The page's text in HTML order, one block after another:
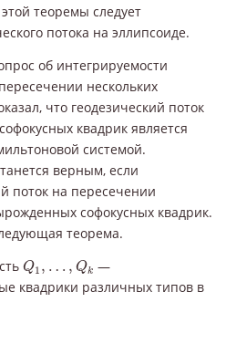
теоремы следует
потока на эллипсоиде.
об интегрируемости
нескольких
что геодезический поток
квадрик является
системой.
верным, если
поток на пересечении
софокусных квадрик.
теорема.
Q1 , … , Qk
Q k
—
квадрики различных типов в